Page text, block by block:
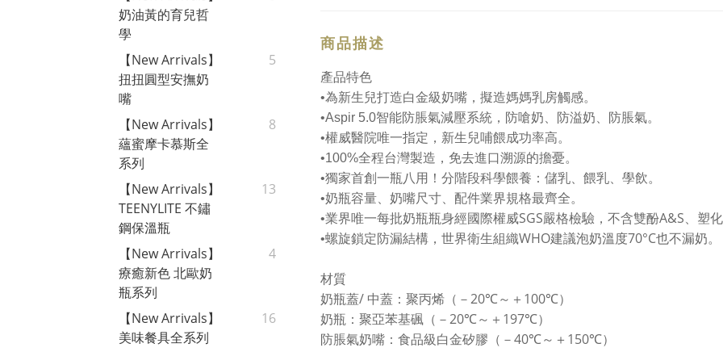
奶油黃的育兒哲
學
【New Arrivals】
扭扭圓型安撫奶
嘴
5
【New Arrivals】
蘊蜜摩卡慕斯全
系列
8
【New Arrivals】
TEENYLITE 不鏽
鋼保溫瓶
13
【New Arrivals】
療癒新色 北歐奶
瓶系列
4
【New Arrivals】
美味餐具全系列
16
商品描述
產品特色
•為新生兒打造白金級奶嘴，擬造媽媽乳房觸感。
•Aspir 5.0智能防脹氣減壓系統，防嗆奶、防溢奶、防脹氣。
•權威醫院唯一指定，新生兒哺餵成功率高。
•100%全程台灣製造，免去進口溯源的擔憂。
•獨家首創一瓶八用！分階段科學餵養：儲乳、餵乳、學飲。
•奶瓶容量、奶嘴尺寸、配件業界規格最齊全。
•業界唯一每批奶瓶瓶身經國際權威SGS嚴格檢驗，不含雙酚A&S 、塑
•螺旋鎖定防漏結構，世界衛生組織WHO建議泡奶溫度70°C也不漏奶。
材質
奶瓶蓋/ 中蓋：聚丙烯（－ 20℃～＋ 100℃）
奶瓶：聚亞苯基碸（－ 20℃～＋ 197℃）
防脹氣奶嘴：食品級白金矽膠（－ 40℃～＋ 150℃）